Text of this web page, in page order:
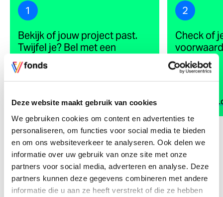
Deze website maakt gebruik van cookies
We gebruiken cookies om content en advertenties te
personaliseren, om functies voor social media te bieden
en om ons websiteverkeer te analyseren. Ook delen we
informatie over uw gebruik van onze site met onze
partners voor social media, adverteren en analyse. Deze
partners kunnen deze gegevens combineren met andere
informatie die u aan ze heeft verstrekt of die ze hebben
1
Bekijk of jouw project past.
Twijfel je? Bel met een
projectadviseur
Plan een belafspraak
2
Check of
Quickscan